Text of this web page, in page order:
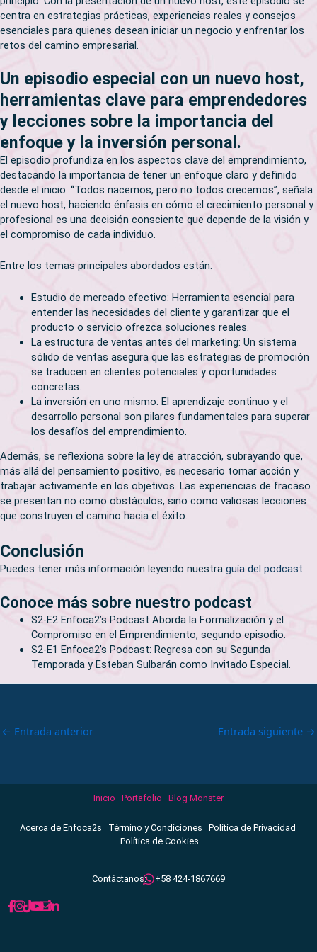
centra en estrategias prácticas, experiencias reales y consejos
esenciales para quienes desean iniciar un negocio y enfrentar los
retos del camino empresarial.
Un episodio especial con un nuevo host,
herramientas clave para emprendedores
y lecciones sobre la importancia del
enfoque y la inversión personal.
El episodio profundiza en los aspectos clave del emprendimiento,
destacando la importancia de tener un enfoque claro y definido
desde el inicio. “Todos nacemos, pero no todos crecemos”, señala
el nuevo host, haciendo énfasis en cómo el crecimiento personal y
profesional es una decisión consciente que depende de la visión y
el compromiso de cada individuo.
Entre los temas principales abordados están:
Estudio de mercado efectivo: Herramienta esencial para
entender las necesidades del cliente y garantizar que el
producto o servicio ofrezca soluciones reales.
La estructura de ventas antes del marketing: Un sistema
sólido de ventas asegura que las estrategias de promoción
se traducen en clientes potenciales y oportunidades
concretas.
La inversión en uno mismo: El aprendizaje continuo y el
desarrollo personal son pilares fundamentales para superar
los desafíos del emprendimiento.
Además, se reflexiona sobre la ley de atracción, subrayando que,
más allá del pensamiento positivo, es necesario tomar acción y
trabajar activamente en los objetivos. Las experiencias de fracaso
se presentan no como obstáculos, sino como valiosas lecciones
que construyen el camino hacia el éxito.
Conclusión
Puedes tener más información leyendo nuestra guía del podcast
Conoce más sobre nuestro podcast
S2-E2 Enfoca2’s Podcast Aborda la Formalización y el
Compromiso en el Emprendimiento, segundo episodio.
S2-E1 Enfoca2’s Podcast: Regresa con su Segunda
Temporada y Esteban Sulbarán como Invitado Especial.
← Entrada anterior Entrada siguiente →
Inicio Portafolio Blog Monster
Acerca de Enfoca2s Término y Condiciones
Política de Privacidad
Política de Cookies
Contáctanos: +58 424-1867669